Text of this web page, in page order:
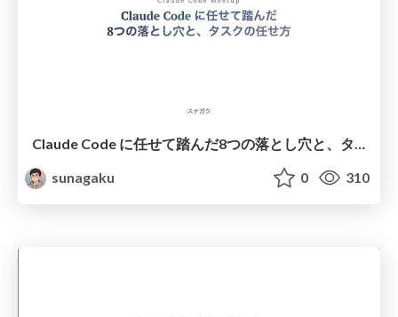
Claude Code に任せて踏んだ8つの落とし穴と、タスクの任せ方
sunagaku
0 310